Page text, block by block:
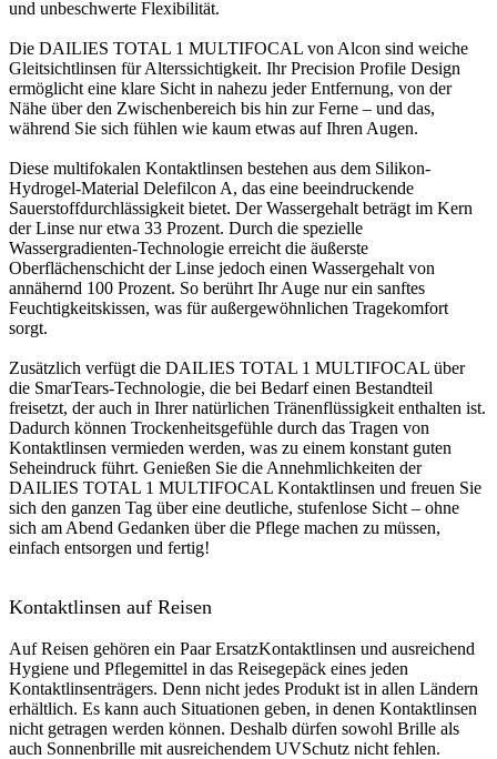
und unbeschwerte Flexibilität.
Die DAILIES TOTAL 1 MULTIFOCAL von Alcon sind weiche
Gleitsichtlinsen für Alterssichtigkeit. Ihr Precision Profile Design
ermöglicht eine klare Sicht in nahezu jeder Entfernung, von der
Nähe über den Zwischenbereich bis hin zur Ferne – und das,
während Sie sich fühlen wie kaum etwas auf Ihren Augen.
Diese multifokalen Kontaktlinsen bestehen aus dem Silikon-
Hydrogel-Material Delefilcon A, das eine beeindruckende
Sauerstoffdurchlässigkeit bietet. Der Wassergehalt beträgt im Kern
der Linse nur etwa 33 Prozent. Durch die spezielle
Wassergradienten-Technologie erreicht die äußerste
Oberflächenschicht der Linse jedoch einen Wassergehalt von
annähernd 100 Prozent. So berührt Ihr Auge nur ein sanftes
Feuchtigkeitskissen, was für außergewöhnlichen Tragekomfort
sorgt.
Zusätzlich verfügt die DAILIES TOTAL 1 MULTIFOCAL über
die SmarTears-Technologie, die bei Bedarf einen Bestandteil
freisetzt, der auch in Ihrer natürlichen Tränenflüssigkeit enthalten ist.
Dadurch können Trockenheitsgefühle durch das Tragen von
Kontaktlinsen vermieden werden, was zu einem konstant guten
Seheindruck führt. Genießen Sie die Annehmlichkeiten der
DAILIES TOTAL 1 MULTIFOCAL Kontaktlinsen und freuen Sie
sich den ganzen Tag über eine deutliche, stufenlose Sicht – ohne
sich am Abend Gedanken über die Pflege machen zu müssen,
einfach entsorgen und fertig!
Kontaktlinsen auf Reisen
Auf Reisen gehören ein Paar Ersatz­Kontaktlinsen und ausreichend
Hygiene­ und Pflegemittel in das Reisegepäck eines jeden
Kontaktlinsenträgers. Denn nicht jedes Produkt ist in allen Ländern
erhältlich. Es kann auch Situationen geben, in denen Kontaktlinsen
nicht getragen werden können. Deshalb dürfen sowohl Brille als
auch Sonnenbrille mit ausreichendem UV­Schutz nicht fehlen.